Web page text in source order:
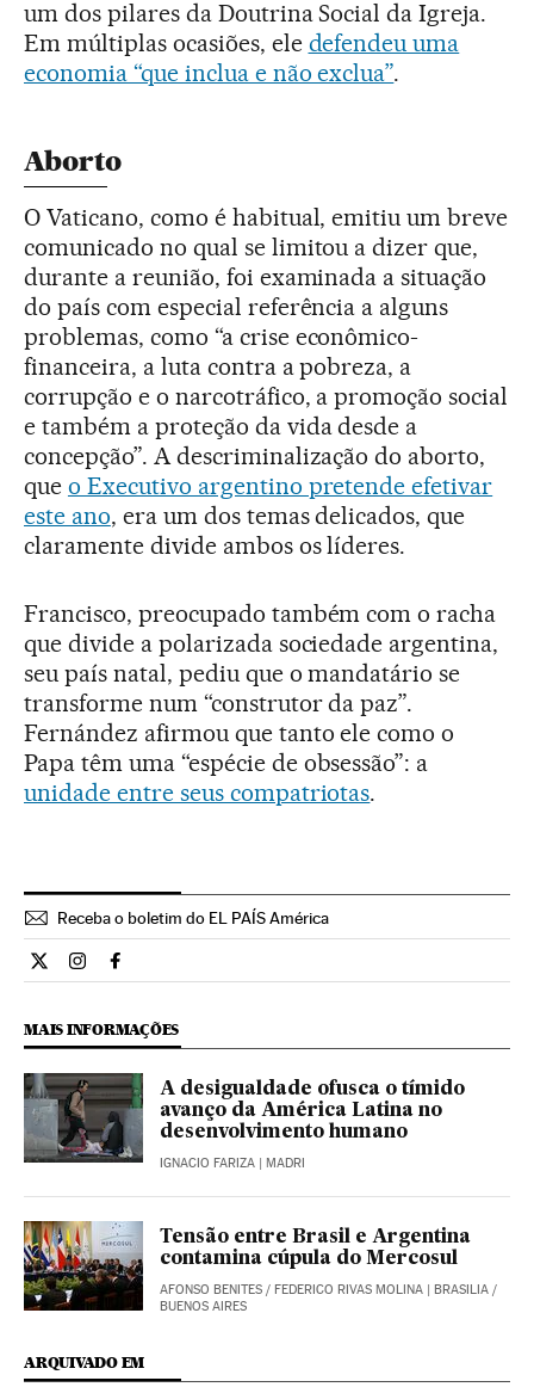
um dos pilares da Doutrina Social da Igreja.
Em múltiplas ocasiões, ele defendeu uma
economia “que inclua e não exclua”.
Aborto
O Vaticano, como é habitual, emitiu um breve
comunicado no qual se limitou a dizer que,
durante a reunião, foi examinada a situação
do país com especial referência a alguns
problemas, como “a crise econômico-
financeira, a luta contra a pobreza, a
corrupção e o narcotráfico, a promoção social
e também a proteção da vida desde a
concepção”. A descriminalização do aborto,
que o Executivo argentino pretende efetivar
este ano, era um dos temas delicados, que
claramente divide ambos os líderes.
Francisco, preocupado também com o racha
que divide a polarizada sociedade argentina,
seu país natal, pediu que o mandatário se
transforme num “construtor da paz”.
Fernández afirmou que tanto ele como o
Papa têm uma “espécie de obsessão”: a
unidade entre seus compatriotas.
Receba o boletim do EL PAÍS América
Internacional El País Brasil en Twitter
Internacional El País Brasil en Instagram
Internacional El País Brasil en Facebook
MAIS INFORMAÇÕES
A desigualdade ofusca o tímido
avanço da América Latina no
desenvolvimento humano
IGNACIO FARIZA | MADRI
Tensão entre Brasil e Argentina
contamina cúpula do Mercosul
AFONSO BENITES / FEDERICO RIVAS MOLINA | BRASILIA /
BUENOS AIRES
ARQUIVADO EM